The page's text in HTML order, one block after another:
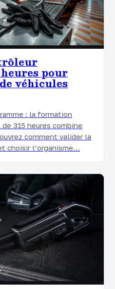
pour
véhicules
: la formation
315 heures combine
comment valider la
choisir l’organisme…